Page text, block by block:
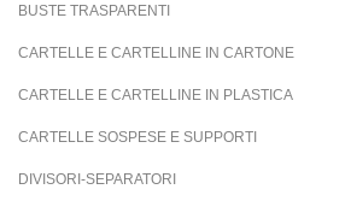
BUSTE TRASPARENTI
CARTELLE E CARTELLINE IN CARTONE
CARTELLE E CARTELLINE IN PLASTICA
CARTELLE SOSPESE E SUPPORTI
DIVISORI-SEPARATORI